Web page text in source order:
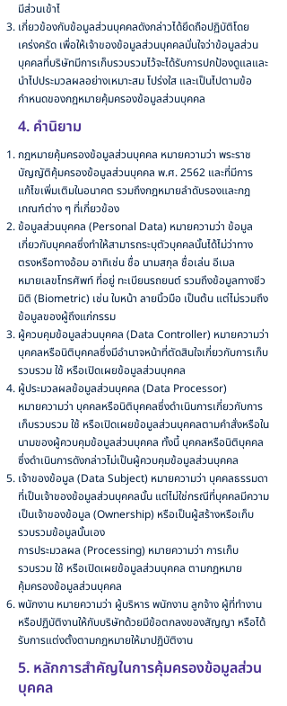
มีส่วนเข้าไ
เกี่ยวข้องกับข้อมูลส่วนบุคคลดังกล่าวได้ยึดถือปฏิบัติโดย
เคร่งครัด เพื่อให้เจ้าของข้อมูลส่วนบุคคลมั่นใจว่าข้อมูลส่วน
บุคคลที่บริษัทมีการเก็บรวบรวมไว้จะได้รับการปกป้องดูแลและ
นำไปประมวลผลอย่างเหมาะสม โปร่งใส และเป็นไปตามข้อ
กำหนดของกฎหมายคุ้มครองข้อมูลส่วนบุคคล
4. คำนิยาม
กฎหมายคุ้มครองข้อมูลส่วนบุคคล หมายความว่า พระราช
บัญญัติคุ้มครองข้อมูลส่วนบุคคล พ.ศ. 2562 และที่มีการ
แก้ไขเพิ่มเติมในอนาคต รวมถึงกฎหมายลำดับรองและกฎ
เกณฑ์ต่าง ๆ ที่เกี่ยวข้อง
ข้อมูลส่วนบุคคล (Personal Data) หมายความว่า ข้อมูล
เกี่ยวกับบุคคลซึ่งทำให้สามารถระบุตัวบุคคลนั้นได้ไม่ว่าทาง
ตรงหรือทางอ้อม อาทิเช่น ชื่อ นามสกุล ชื่อเล่น อีเมล
หมายเลขโทรศัพท์ ที่อยู่ ทะเบียนรถยนต์ รวมถึงข้อมูลทางชีว
มิติ (Biometric) เช่น ใบหน้า ลายนิ้วมือ เป็นต้น แต่ไม่รวมถึง
ข้อมูลของผู้ถึงแก่กรรม
ผู้ควบคุมข้อมูลส่วนบุคคล (Data Controller) หมายความว่า
บุคคลหรือนิติบุคคลซึ่งมีอำนาจหน้าที่ตัดสินใจเกี่ยวกับการเก็บ
รวบรวม ใช้ หรือเปิดเผยข้อมูลส่วนบุคคล
ผู้ประมวลผลข้อมูลส่วนบุคคล (Data Processor)
หมายความว่า บุคคลหรือนิติบุคคลซึ่งดำเนินการเกี่ยวกับการ
เก็บรวบรวม ใช้ หรือเปิดเผยข้อมูลส่วนบุคคลตามคำสั่งหรือใน
นามของผู้ควบคุมข้อมูลส่วนบุคคล ทั้งนี้ บุคคลหรือนิติบุคคล
ซึ่งดำเนินการดังกล่าวไม่เป็นผู้ควบคุมข้อมูลส่วนบุคคล
เจ้าของข้อมูล (Data Subject) หมายความว่า บุคคลธรรมดา
ที่เป็นเจ้าของข้อมูลส่วนบุคคลนั้น แต่ไม่ใช่กรณีที่บุคคลมีความ
เป็นเจ้าของข้อมูล (Ownership) หรือเป็นผู้สร้างหรือเก็บ
รวบรวมข้อมูลนั้นเอง
การประมวลผล (Processing) หมายความว่า การเก็บ
รวบรวม ใช้ หรือเปิดเผยข้อมูลส่วนบุคคล ตามกฎหมาย
คุ้มครองข้อมูลส่วนบุคคล
พนักงาน หมายความว่า ผู้บริหาร พนักงาน ลูกจ้าง ผู้ที่ทำงาน
หรือปฏิบัติงานให้กับบริษัทด้วยมีข้อตกลงของสัญญา หรือได้
รับการแต่งตั้งตามกฎหมายให้มาปฏิบัติงาน
5. หลักการสำคัญในการคุ้มครองข้อมูลส่วน
บุคคล